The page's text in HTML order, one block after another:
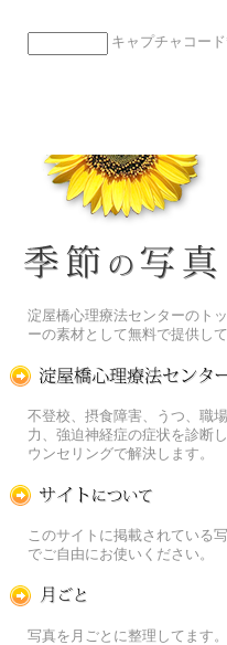
キャプチャコード
淀屋橋心理療法センターのト
ーの素材として無料で提供して
不登校、摂食障害、うつ、職
力、強迫神経症の症状を診断
ウンセリングで解決します。
このサイトに掲載されている
でご自由にお使いください。
写真を月ごとに整理してます。